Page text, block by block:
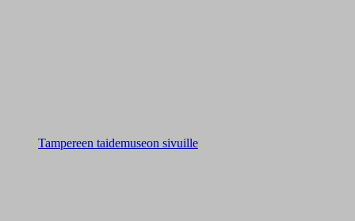
Tampereen taidemuseon sivuille